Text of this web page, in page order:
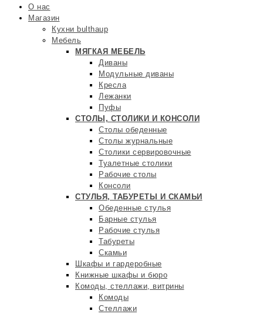
О нас
Магазин
Кухни bulthaup
Мебель
МЯГКАЯ МЕБЕЛЬ
Диваны
Модульные диваны
Кресла
Лежанки
Пуфы
СТОЛЫ, СТОЛИКИ И КОНСОЛИ
Столы обеденные
Столы журнальные
Столики сервировочные
Туалетные столики
Рабочие столы
Консоли
СТУЛЬЯ, ТАБУРЕТЫ И СКАМЬИ
Обеденные стулья
Барные стулья
Рабочие стулья
Табуреты
Скамьи
Шкафы и гардеробные
Книжные шкафы и бюро
Комоды, стеллажи, витрины
Комоды
Стеллажи